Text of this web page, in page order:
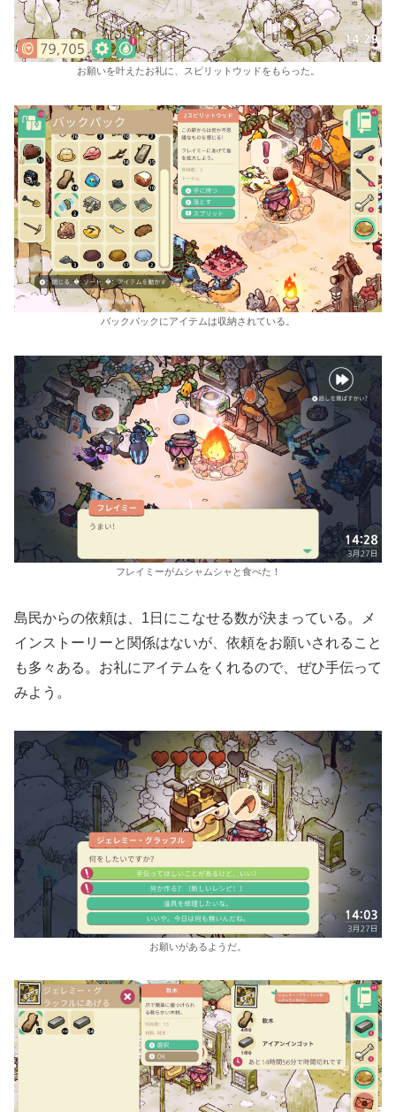
お願いを叶えたお礼に、スピリットウッドをもらった。
バックパックにアイテムは収納されている。
フレイミーがムシャムシャと食べた！
島民からの依頼は、1日にこなせる数が決まっている。メ
インストーリーと関係はないが、依頼をお願いされること
も多々ある。お礼にアイテムをくれるので、ぜひ手伝って
みよう。
お願いがあるようだ。